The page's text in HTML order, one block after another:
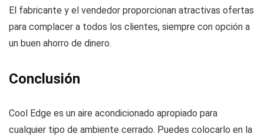
El fabricante y el vendedor proporcionan atractivas ofertas
para complacer a todos los clientes, siempre con opción a
un buen ahorro de dinero.
Conclusión
Cool Edge es un aire acondicionado apropiado para
cualquier tipo de ambiente cerrado. Puedes colocarlo en la